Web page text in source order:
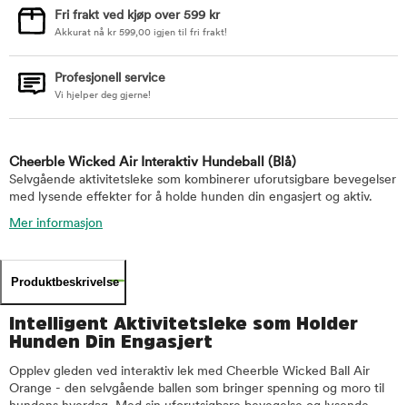
Fri frakt ved kjøp over 599 kr
Akkurat nå kr 599,00 igjen til fri frakt!
Profesjonell service
Vi hjelper deg gjerne!
Cheerble Wicked Air Interaktiv Hundeball (Blå)
Selvgående aktivitetsleke som kombinerer uforutsigbare bevegelser
med lysende effekter for å holde hunden din engasjert og aktiv.
Mer informasjon
Produktbeskrivelse
Intelligent Aktivitetsleke som Holder
Hunden Din Engasjert
Opplev gleden ved interaktiv lek med Cheerble Wicked Ball Air
Orange - den selvgående ballen som bringer spenning og moro til